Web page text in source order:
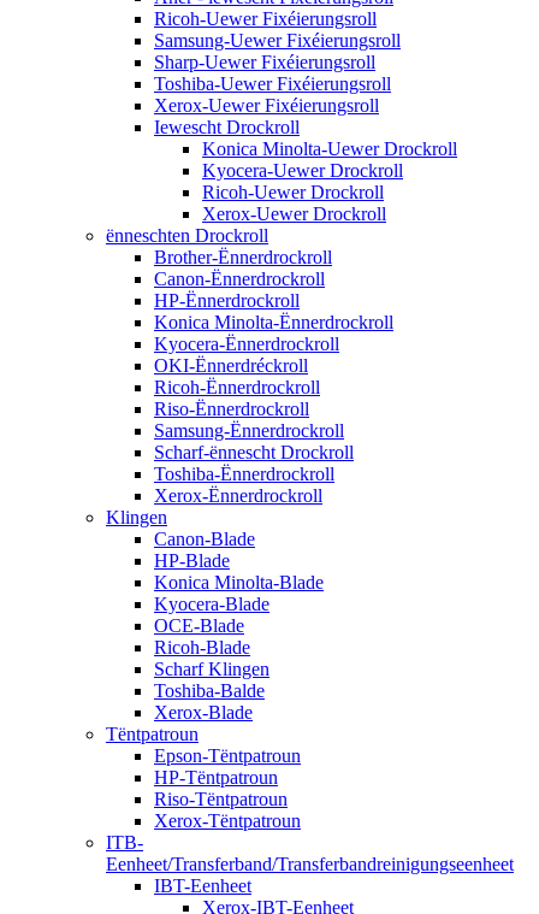
Ricoh-Uewer Fixéierungsroll
Samsung-Uewer Fixéierungsroll
Sharp-Uewer Fixéierungsroll
Toshiba-Uewer Fixéierungsroll
Xerox-Uewer Fixéierungsroll
Iewescht Drockroll
Konica Minolta-Uewer Drockroll
Kyocera-Uewer Drockroll
Ricoh-Uewer Drockroll
Xerox-Uewer Drockroll
ënneschten Drockroll
Brother-Ënnerdrockroll
Canon-Ënnerdrockroll
HP-Ënnerdrockroll
Konica Minolta-Ënnerdrockroll
Kyocera-Ënnerdrockroll
OKI-Ënnerdréckroll
Ricoh-Ënnerdrockroll
Riso-Ënnerdrockroll
Samsung-Ënnerdrockroll
Scharf-ënnescht Drockroll
Toshiba-Ënnerdrockroll
Xerox-Ënnerdrockroll
Klingen
Canon-Blade
HP-Blade
Konica Minolta-Blade
Kyocera-Blade
OCE-Blade
Ricoh-Blade
Scharf Klingen
Toshiba-Balde
Xerox-Blade
Tëntpatroun
Epson-Tëntpatroun
HP-Tëntpatroun
Riso-Tëntpatroun
Xerox-Tëntpatroun
ITB-
Eenheet/Transferband/Transferbandreinigungseenheet
IBT-Eenheet
Xerox-IBT-Eenheet